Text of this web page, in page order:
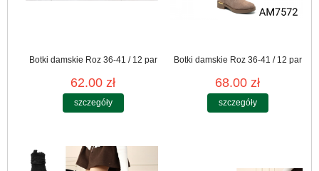
Botki damskie Roz 36-41 / 12 par
62.00 zł
szczegóły
Botki damskie Roz 36-41 / 12 par
68.00 zł
szczegóły